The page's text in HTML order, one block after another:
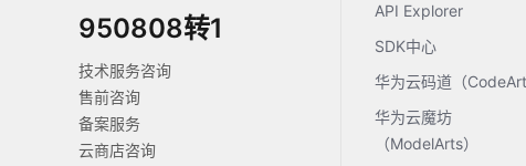
950808转1
技术服务咨询
售前咨询
备案服务
云商店咨询
API Explorer
SDK中心
华为云码道（
华为云魔坊
（ModelArts）